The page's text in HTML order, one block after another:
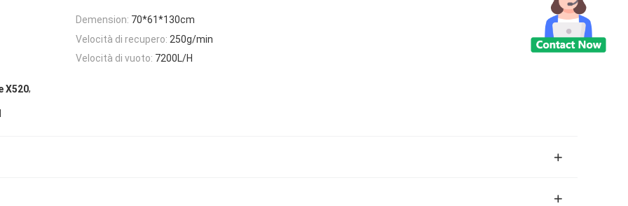
Demension: 70*61*130cm
Velocità di recupero: 250g/min
Velocità di vuoto: 7200L/H
X520,